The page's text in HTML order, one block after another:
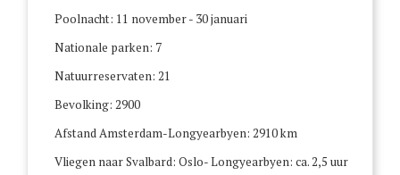
Poolnacht: 11 november - 30 januari
Nationale parken: 7
Natuurreservaten: 21
Bevolking: 2900
Afstand Amsterdam-Longyearbyen: 2910 km
Vliegen naar Svalbard: Oslo- Longyearbyen: ca. 2,5 uur